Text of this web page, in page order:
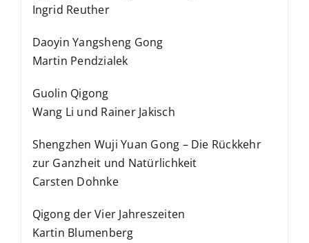
Ingrid Reuther
Daoyin Yangsheng Gong
Martin Pendzialek
Guolin Qigong
Wang Li und Rainer Jakisch
Shengzhen Wuji Yuan Gong – Die Rückkehr
zur Ganzheit und Natürlichkeit
Carsten Dohnke
Qigong der Vier Jahreszeiten
Kartin Blumenberg